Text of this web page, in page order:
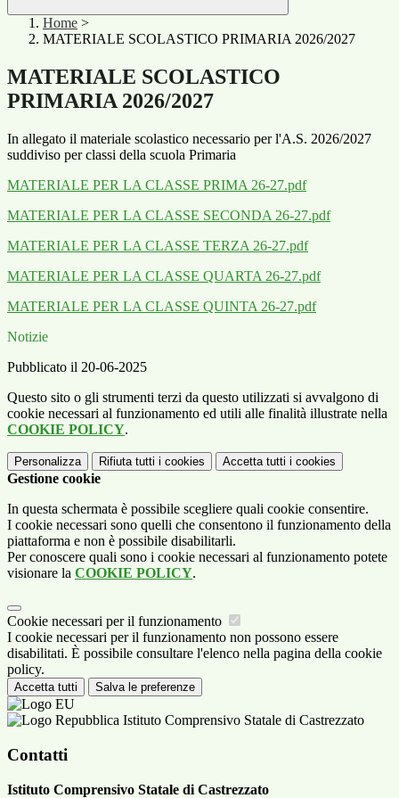
Home >
MATERIALE SCOLASTICO PRIMARIA 2026/2027
MATERIALE SCOLASTICO
PRIMARIA 2026/2027
In allegato il materiale scolastico necessario per l'A.S. 2026/2027
suddiviso per classi della scuola Primaria
MATERIALE PER LA CLASSE PRIMA 26-27.pdf
MATERIALE PER LA CLASSE SECONDA 26-27.pdf
MATERIALE PER LA CLASSE TERZA 26-27.pdf
MATERIALE PER LA CLASSE QUARTA 26-27.pdf
MATERIALE PER LA CLASSE QUINTA 26-27.pdf
Notizie
Pubblicato il 20-06-2025
Questo sito o gli strumenti terzi da questo utilizzati si avvalgono di
cookie necessari al funzionamento ed utili alle finalità illustrate nella
COOKIE POLICY.
Personalizza Rifiuta tutti i cookies Accetta tutti i cookies
Gestione cookie
In questa schermata è possibile scegliere quali cookie consentire.
I cookie necessari sono quelli che consentono il funzionamento della
piattaforma e non è possibile disabilitarli.
Per conoscere quali sono i cookie necessari al funzionamento potete
visionare la COOKIE POLICY.
Cookie necessari per il funzionamento
I cookie necessari per il funzionamento non possono essere
disabilitati. È possibile consultare l'elenco nella pagina della cookie
policy.
Accetta tutti Salva le preferenze
Istituto Comprensivo Statale di Castrezzato
Contatti
Istituto Comprensivo Statale di Castrezzato